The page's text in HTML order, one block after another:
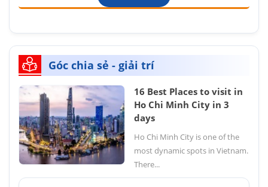
Góc chia sẻ - giải trí
16 Best Places to visit in
Ho Chi Minh City in 3
days
Ho Chi Minh City is one of the
most dynamic spots in Vietnam.
There...